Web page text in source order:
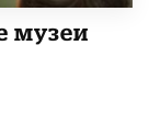
музеи